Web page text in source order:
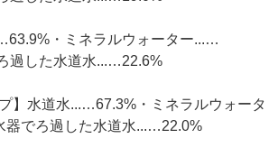
・ミネラルウォーター...…
過した水道水...…22.6%
】水道水...…67.3%・ミネラルウォータ
器でろ過した水道水...…22.0%